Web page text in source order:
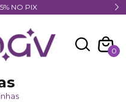
Todo o Brasil
0